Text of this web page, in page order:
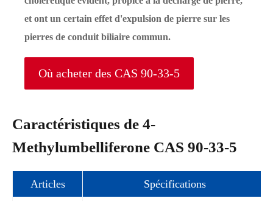
et ont un certain effet d'expulsion de pierre sur les
pierres de conduit biliaire commun.
Où acheter des CAS 90-33-5
Caractéristiques de 4-
Methylumbelliferone CAS 90-33-5
Articles Spécifications